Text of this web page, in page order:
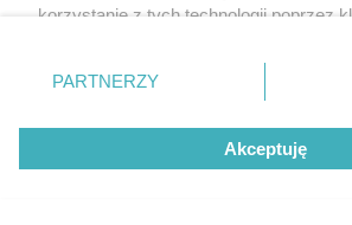
korzystanie z tych technologii poprzez
zmienić/wycofać klikając przycisk
znajdujący się w lewym dolnym rogu
rodzaje przetwarzania danych nie
użytkownika, ale masz prawo
przetwarzaniu. Preferencje będą miały
PARTNERZY
Akceptuję